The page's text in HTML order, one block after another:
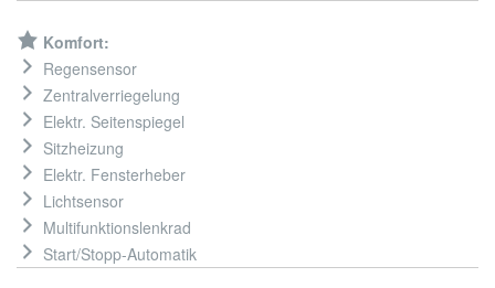
Komfort:
Regensensor
Zentralverriegelung
Elektr. Seitenspiegel
Sitzheizung
Elektr. Fensterheber
Lichtsensor
Multifunktionslenkrad
Start/Stopp-Automatik